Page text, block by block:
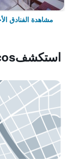
مشاهدة الفنادق
استكشفIcacos, اكابولكو